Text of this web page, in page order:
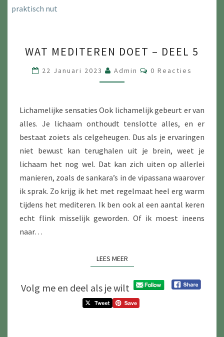
MEDITEREN
DOET
–
5
WAT MEDITEREN DOET – DEEL 5
22 Januari 2023 Admin Reacties
0 Reacties
Lichamelijke sensaties Ook lichamelijk gebeurt er van
alles. Je lichaam onthoudt tenslotte alles, en er
bestaat zoiets als celgeheugen. Dus als je ervaringen
niet bewust kan terughalen uit je brein, weet je
lichaam het nog wel. Dat kan zich uiten op allerlei
manieren, zoals de sankara’s in de vipassana waarover
ik sprak. Zo krijg ik het met regelmaat heel erg warm
tijdens het mediteren. Ik ben ook al een aantal keren
echt flink misselijk geworden. Of ik moest ineens
naar…
LEES MEERLEES MEER
Volg me en deel als je wilt